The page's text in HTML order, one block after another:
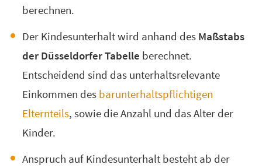
berechnen.
Der Kindesunterhalt wird anhand des Maßstabs
der Düsseldorfer Tabelle berechnet.
Entscheidend sind das unterhaltsrelevante
Einkommen des barunterhaltspflichtigen
Elternteils, sowie die Anzahl und das Alter der
Kinder.
Anspruch auf Kindesunterhalt besteht ab der